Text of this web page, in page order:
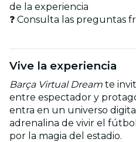
de la experiencia
❓ Consulta las preguntas
Vive la experiencia
Barça Virtual Dream te
entre espectador y
entra en un universo
adrenalina de vivir el
por la magia del estadio.